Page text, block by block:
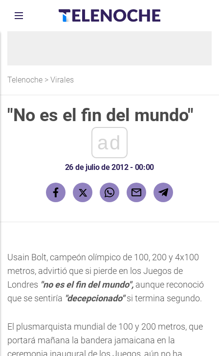
Telenoche > Virales
"No es el fin del mundo"
ad
26 de julio de 2012 - 00:00
Usain Bolt, campeón olímpico de 100, 200 y 4x100
metros, advirtió que si pierde en los Juegos de
Londres "no es el fin del mundo", aunque reconoció
que se sentiría "decepcionado"si termina segundo.
El plusmarquista mundial de 100 y 200 metros, que
portará mañana la bandera jamaicana en la
ceremonia inaugural de los Juegos, aún no ha